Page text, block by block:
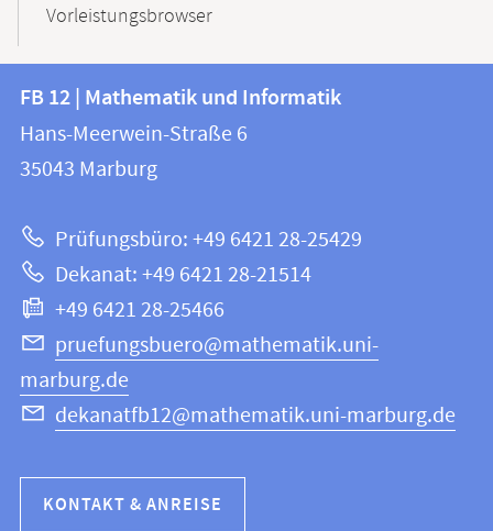
Vorleistungsbrowser
Kontakt
und
Informationen
Website
FB
12
|
und
Informatik
FB 12 | Mathematik und Informatik
Hans-Meerwein-Straße 6
35043 Marburg
Prüfungsbüro: +49 6421 28-25429
Dekanat: +49 6421 28-21514
+49 6421 28-25466
pruefungsbuero@mathematik.uni-
marburg.de
dekanatfb12@mathematik.uni-marburg.de
KONTAKT & ANREISE